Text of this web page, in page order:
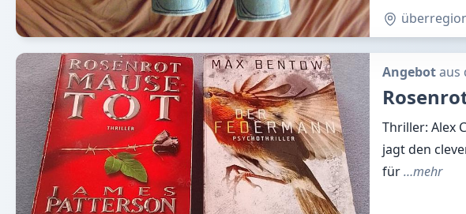
Angebotaus
Thriller: Alex
jagt den
für…mehr